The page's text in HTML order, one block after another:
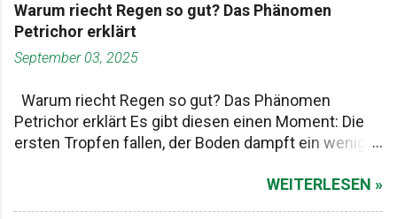
fliegt: Attributionsforschung . Das klingt erstmal
sperrig. Gemeint ist damit die Frage: Welchen Anteil
hat der menschengemachte Klimawandel an
wir ziemlich sicher wissen Dass die Erde sich
erwärmt, daran zweifelt in der Wissenschaft
niemand ernsthaft. Seit Beginn der
Treibhausgase wie CO₂ die Temperatur ansteigen
lassen – aktuell sind es im globalen Mittel etwa 1,2
Warum riecht Regen so gut? Das Phänomen
Petrichor erklärt
September 03, 2025
Warum riecht Regen so gut? Das Phänomen
Petrichor erklärt Es gibt diesen einen Moment: Die
ersten Tropfen fallen, der Boden dampft ein wenig –
der Luft. Manche Menschen bleiben kurz stehen
WEITERLESEN »